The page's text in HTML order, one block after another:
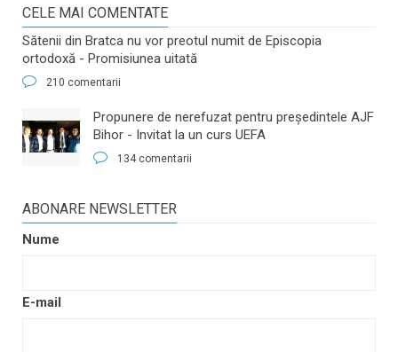
CELE MAI COMENTATE
Sătenii din Bratca nu vor preotul numit de Episcopia
ortodoxă - Promisiunea uitată
210 comentarii
​Propunere de nerefuzat pentru preşedintele AJF
Bihor - Invitat la un curs UEFA
134 comentarii
ABONARE NEWSLETTER
Nume
E-mail